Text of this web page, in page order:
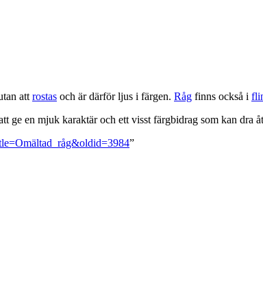
att rostas och är därför ljus i färgen. Råg finns också i
ge en mjuk karaktär och ett visst färgbidrag som kan dra
”